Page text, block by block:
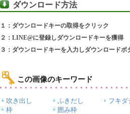
ダウンロード方法
１：ダウンロードキーの取得をクリック
２：LINE@に登録しダウンロードキーを獲得
３：ダウンロードキーを入力しダウンロードボ
この画像のキーワード
吹き出し ふきだし フキダ
枠
囲み枠